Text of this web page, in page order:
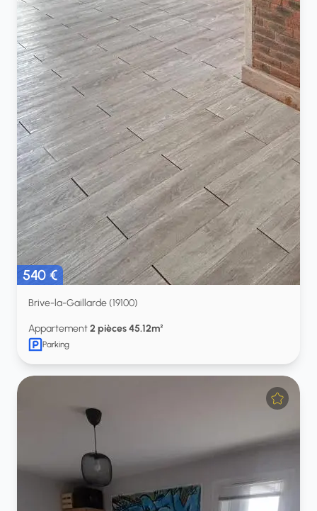
540 €
Brive-la-Gaillarde (19100)
Appartement2 pièces 45.12m²
Parking